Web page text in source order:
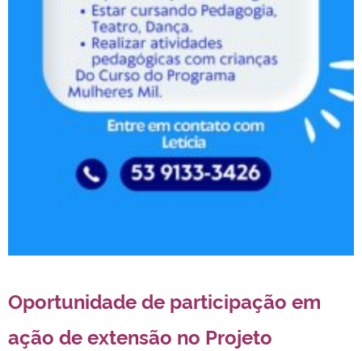
Oportunidade de participação em
ação de extensão no Projeto